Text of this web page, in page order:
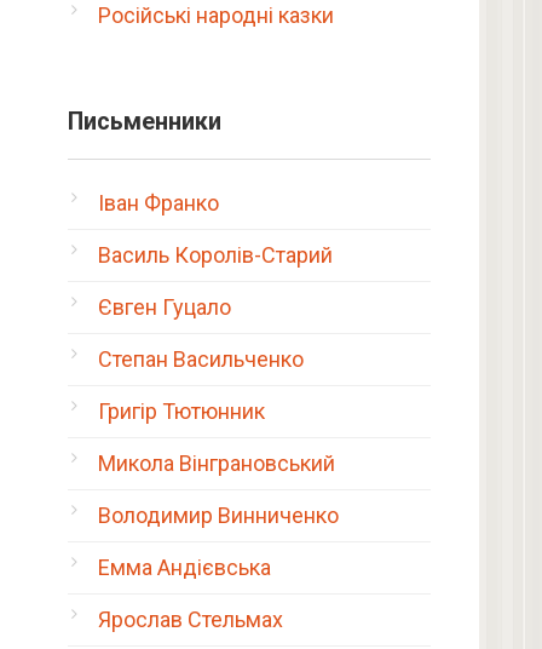
Російські народні казки
Письменники
Іван Франко
Василь Королів-Старий
Євген Гуцало
Степан Васильченко
Григір Тютюнник
Микола Вінграновський
Володимир Винниченко
Емма Андієвська
Ярослав Стельмах